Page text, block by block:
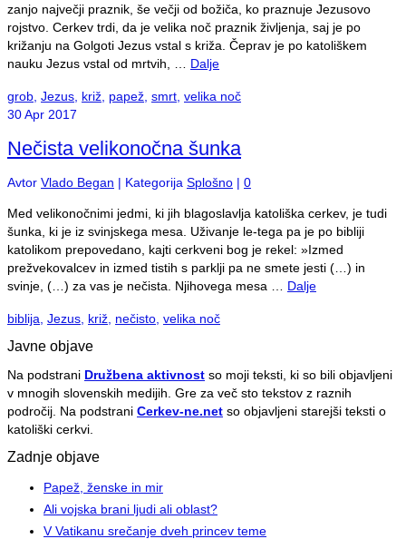
zanjo največji praznik, še večji od božiča, ko praznuje Jezusovo
rojstvo. Cerkev trdi, da je velika noč praznik življenja, saj je po
križanju na Golgoti Jezus vstal s križa. Čeprav je po katoliškem
nauku Jezus vstal od mrtvih, … Dalje
grob, Jezus, križ, papež, smrt, velika noč
30Apr 2017
Nečista velikonočna šunka
Avtor Vlado Began | Kategorija Splošno | 0
Med velikonočnimi jedmi, ki jih blagoslavlja katoliška cerkev, je tudi
šunka, ki je iz svinjskega mesa. Uživanje le-tega pa je po bibliji
katolikom prepovedano, kajti cerkveni bog je rekel: »Izmed
prežvekovalcev in izmed tistih s parklji pa ne smete jesti (…) in
svinje, (…) za vas je nečista. Njihovega mesa … Dalje
biblija Jezus križ nečisto velika noč
Javne objave
Na podstrani Družbena aktivnost so moji teksti, ki so bili objavljeni
v mnogih slovenskih medijih. Gre za več sto tekstov z raznih
področij. Na podstrani Cerkev-ne.net so objavljeni starejši teksti o
katoliški cerkvi.
Zadnje objave
Papež, ženske in mir
Ali vojska brani ljudi ali oblast?
V Vatikanu srečanje dveh princev teme